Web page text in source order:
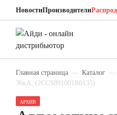
НовостиПроизводители
Главная страница Каталог
36кА, (2CCS891001R0135)
АРХИВ
ABB
Автоматический